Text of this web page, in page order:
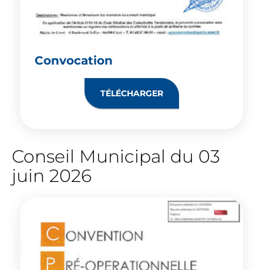
Convocation
TÉLÉCHARGER
Conseil Municipal du 03
juin 2026